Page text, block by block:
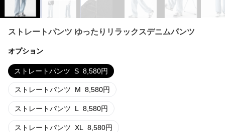
ストレートパンツ ゆったりリラックスデニムパンツ
オプション
ストレートパンツ S 8,580円
ストレートパンツ M 8,580円
ストレートパンツ L 8,580円
ストレートパンツ XL 8,580円